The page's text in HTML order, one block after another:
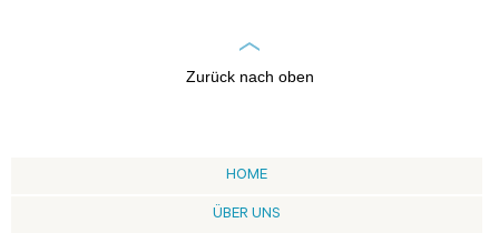
Zurück nach oben
HOME
ÜBER UNS